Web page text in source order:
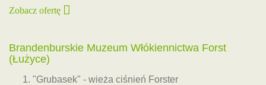
Zobacz ofertę
Brandenburskie Muzeum Włókiennictwa Forst
(Łużyce)
"Grubasek" - wieża ciśnień Forster